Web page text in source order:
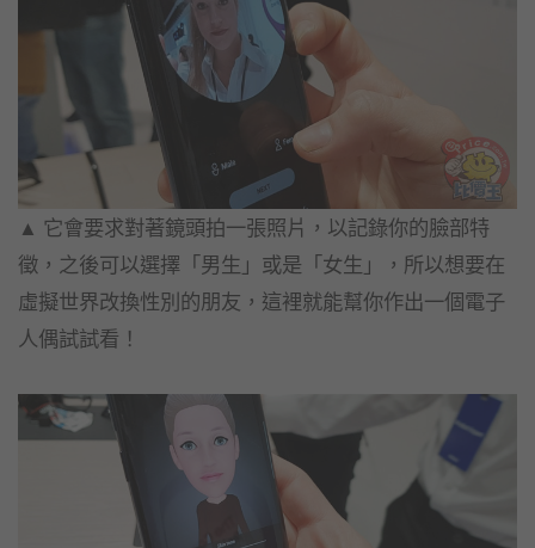
▲ 它會要求對著鏡頭拍一張照片，以記錄你的臉部特
徵，之後可以選擇「男生」或是「女生」，所以想要在
虛擬世界改換性別的朋友，這裡就能幫你作出一個電子
人偶試試看！